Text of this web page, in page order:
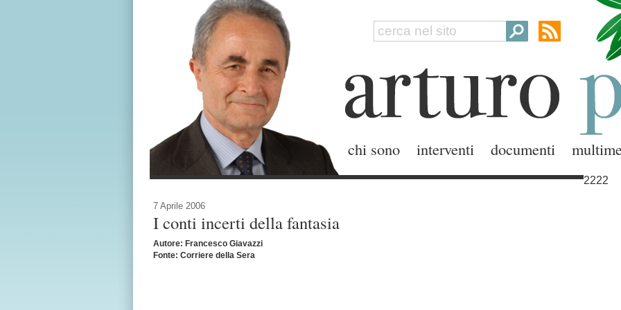
chi sono interventi documenti
2222
7 Aprile 2006
I conti incerti della fantasia
Autore: Francesco Giavazzi
Fonte: Corriere della Sera